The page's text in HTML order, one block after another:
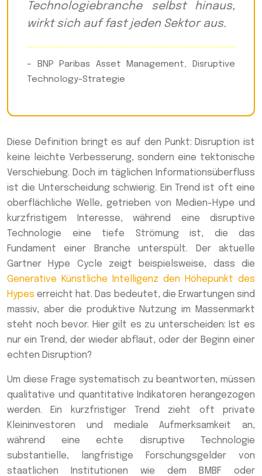
Technologiebranche selbst hinaus,
wirkt sich auf fast jeden Sektor aus.
– BNP Paribas Asset Management, Disruptive
Technology-Strategie
Diese Definition bringt es auf den Punkt: Disruption ist
keine leichte Verbesserung, sondern eine tektonische
Verschiebung. Doch im täglichen Informationsüberfluss
ist die Unterscheidung schwierig. Ein Trend ist oft eine
oberflächliche Welle, getrieben von Medien-Hype und
kurzfristigem Interesse, während eine disruptive
Technologie eine tiefe Strömung ist, die das
Fundament einer Branche unterspült. Der aktuelle
Gartner Hype Cycle zeigt beispielsweise, dass die
Generative Künstliche Intelligenz den Höhepunkt des
Hypes erreicht hat. Das bedeutet, die Erwartungen sind
massiv, aber die produktive Nutzung im Massenmarkt
steht noch bevor. Hier gilt es zu unterscheiden: Ist es
nur ein Trend, der wieder abflaut, oder der Beginn einer
echten Disruption?
Um diese Frage systematisch zu beantworten, müssen
qualitative und quantitative Indikatoren herangezogen
werden. Ein kurzfristiger Trend zieht oft private
Kleininvestoren und mediale Aufmerksamkeit an,
während eine echte disruptive Technologie
substantielle, langfristige Forschungsgelder von
staatlichen Institutionen wie dem BMBF oder